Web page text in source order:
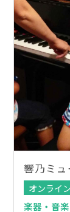
響乃ミ
オンライ
楽器・音楽